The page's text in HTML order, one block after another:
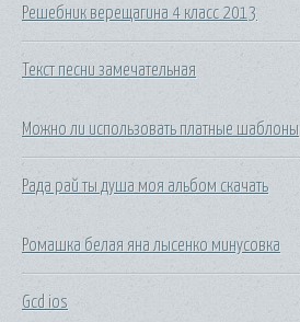
Решебник верещагина 4 класс 2013
Текст песни замечательная
Можно ли использовать платные шаблоны
Рада рай ты душа моя альбом скачать
Ромашка белая яна лысенко минусовка
Gcd ios